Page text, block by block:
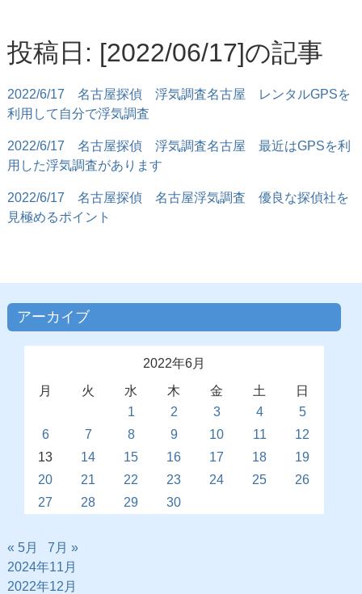
投稿日: [2022/06/17]の記事
2022/6/17
名古屋探偵 浮気調査名古屋 レンタルGPSを
利用して自分で浮気調査
2022/6/17
名古屋探偵 浮気調査名古屋 最近はGPSを利
用した浮気調査があります
2022/6/17
名古屋探偵 名古屋浮気調査 優良な探偵社を
見極めるポイント
アーカイブ
2022年6月
月
火 水 木 金 土
日
1
2 3 4
5
6
7 8 9 10 11
12
13
14 15 16 17 18
19
20
21 22 23 24 25
26
27
28 29 30
« 5月
7月 »
2024年11月
2022年12月